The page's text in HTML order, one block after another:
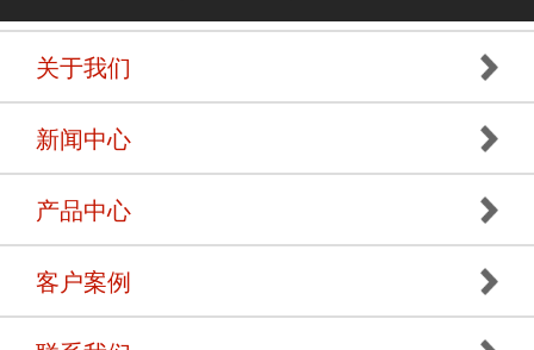
关于我们
新闻中心
产品中心
客户案例